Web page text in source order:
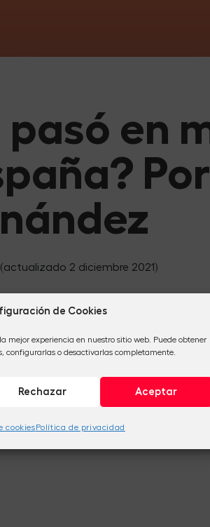
de Cookies
mejor experiencia en nuestro sitio web. Puede obtener
configurarlas o desactivarlas completamente.
Aceptar
Rechazar
cookiesPolítica de privacidad
en
(actualizado 2 diciembre 2021)